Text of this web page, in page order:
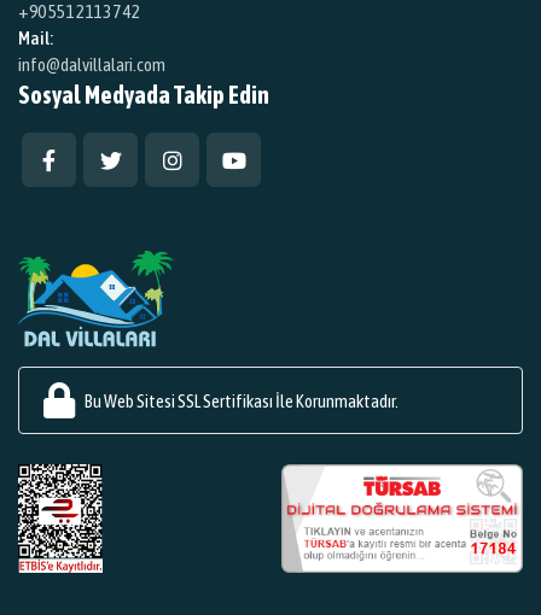
+90 551 211 37 42
Mail:
info@dalvillalari.com
Sosyal Medyada Takip Edin
Bu Web Sitesi SSL Sertifikası İle Korunmaktadır.